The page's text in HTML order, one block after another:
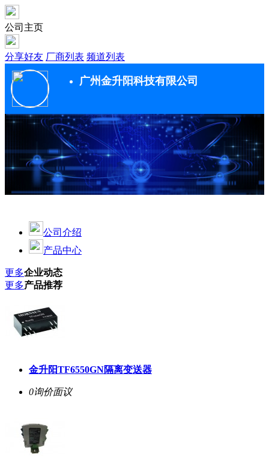
公司主页
分享好友 厂商列表 频道列表
广州金升阳科技有限公司
公司介绍
产品中心
更多企业动态
更多产品推荐
金升阳TF6550GN隔离变送器
0询价面议